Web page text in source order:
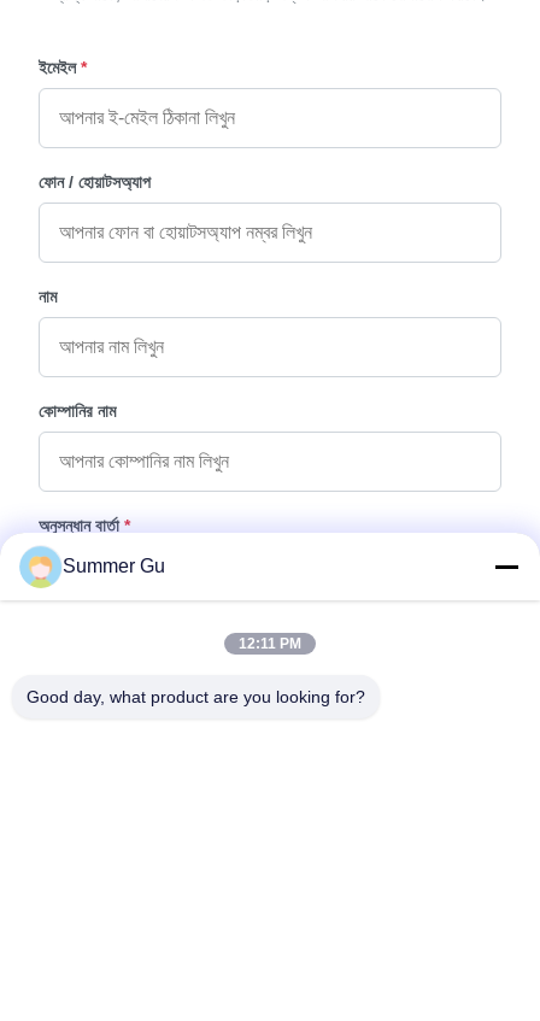
ইমেইল *
ফোন / হোয়াটসঅ্যাপ
নাম
কোম্পানির নাম
অনুসন্ধান বার্তা *
Summer Gu
12:11 PM
Good day, what product are you looking for?